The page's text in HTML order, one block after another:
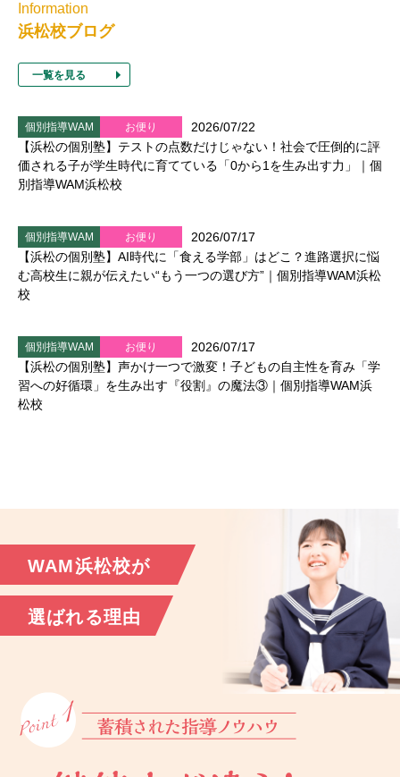
Information
浜松校ブログ
一覧を見る
個別指導WAM お便り
2026/07/22
【浜松の個別塾】テストの点数だけじゃない！社会で圧倒的に評
価される子が学生時代に育てている「0から1を生み出す力」｜個
別指導WAM浜松校
個別指導WAM お便り
2026/07/17
【浜松の個別塾】AI時代に「食える学部」はどこ？進路選択に悩
む高校生に親が伝えたい“もう一つの選び方”｜個別指導WAM浜松
校
個別指導WAM お便り
2026/07/17
【浜松の個別塾】声かけ一つで激変！子どもの自主性を育み「学
習への好循環」を生み出す『役割』の魔法③｜個別指導WAM浜
松校
WAM浜松校が
選ばれる理由